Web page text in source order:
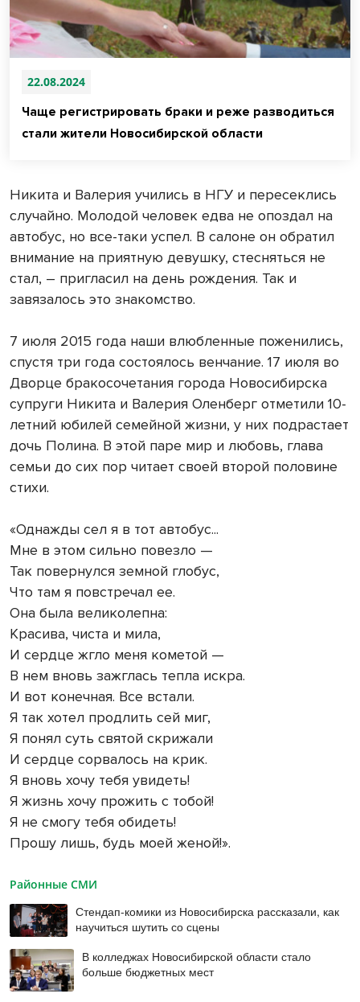
22.08.2024
Чаще регистрировать браки и реже разводиться
стали жители Новосибирской области
Никита и Валерия учились в НГУ и пересеклись
случайно. Молодой человек едва не опоздал на
автобус, но все-таки успел. В салоне он обратил
внимание на приятную девушку, стесняться не
стал, – пригласил на день рождения. Так и
завязалось это знакомство.
7 июля 2015 года наши влюбленные поженились,
спустя три года состоялось венчание. 17 июля во
Дворце бракосочетания города Новосибирска
супруги Никита и Валерия Оленберг отметили 10-
летний юбилей семейной жизни, у них подрастает
дочь Полина. В этой паре мир и любовь, глава
семьи до сих пор читает своей второй половине
стихи.
«Однажды сел я в тот автобус...
Мне в этом сильно повезло —
Так повернулся земной глобус,
Что там я повстречал ее.
Она была великолепна:
Красива, чиста и мила,
И сердце жгло меня кометой —
В нем вновь зажглась тепла искра.
И вот конечная. Все встали.
Я так хотел продлить сей миг,
Я понял суть святой скрижали
И сердце сорвалось на крик.
Я вновь хочу тебя увидеть!
Я жизнь хочу прожить с тобой!
Я не смогу тебя обидеть!
Прошу лишь, будь моей женой!».
Районные СМИ
Стендап-комики из Новосибирска рассказали, как
научиться шутить со сцены
В колледжах Новосибирской области стало
больше бюджетных мест